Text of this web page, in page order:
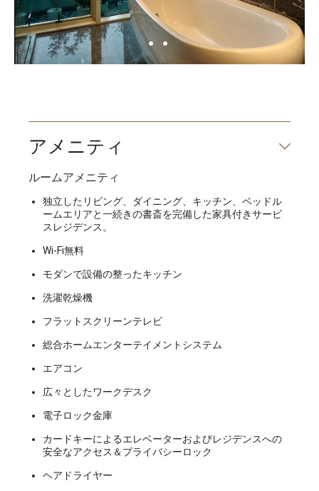
アメニティ
ルームアメニティ
独立したリビング、ダイニング、キッチン、ベッドル
ームエリアと一続きの書斎を完備した家具付きサービ
スレジデンス。
Wi-Fi無料
モダンで設備の整ったキッチン
洗濯乾燥機
フラットスクリーンテレビ
総合ホームエンターテイメントシステム
エアコン
広々としたワークデスク
電子ロック金庫
カードキーによるエレベーターおよびレジデンスへの
安全なアクセス＆プライバシーロック
ヘアドライヤー